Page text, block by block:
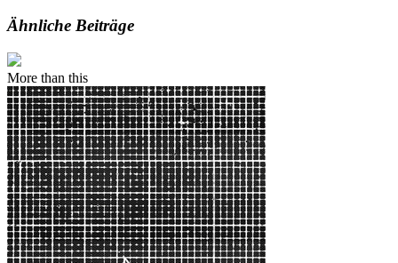
Ähnliche Beiträge
More than this